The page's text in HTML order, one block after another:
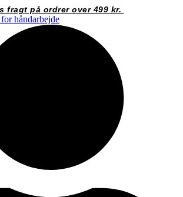
fragt på ordrer over 499 kr.